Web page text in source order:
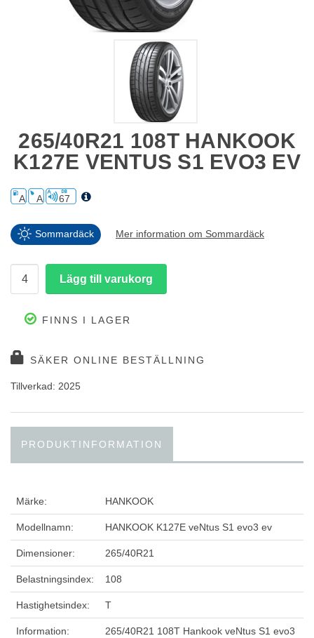
265/40R21 108T HANKOOK
K127E VENTUS S1 EVO3 EV
A A 67
Sommardäck Mer information om Sommardäck
FINNS I LAGER
SÄKER ONLINE BESTÄLLNING
Tillverkad: 2025
PRODUKTINFORMATION
Märke: HANKOOK
Modellnamn: HANKOOK K127E veNtus S1 evo3 ev
Dimensioner: 265/40R21
Belastningsindex: 108
Hastighetsindex: T
Information:
265/40R21 108T Hankook veNtus S1 evo3